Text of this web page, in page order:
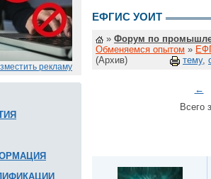
рекламу
ЕФГИС УОИТ
» Форум по
Обменяемся опытом »
(Архив)
тему,
←
Всего